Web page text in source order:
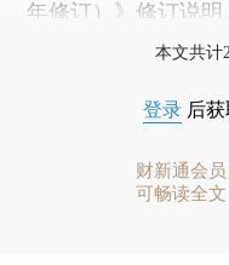
年修订）》修订说
本文共计
登录 后
财新通会员
可畅读全文